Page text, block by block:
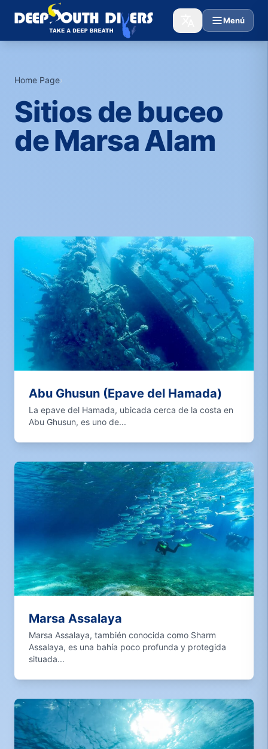
Menú
Home Page›
Sitios de buceo
de Marsa Alam
Abu Ghusun (Epave del Hamada)
La epave del Hamada, ubicada cerca de la costa en
Abu Ghusun, es uno de...
Marsa Assalaya
Marsa Assalaya, también conocida como Sharm
Assalaya, es una bahía poco profunda y protegida
situada...